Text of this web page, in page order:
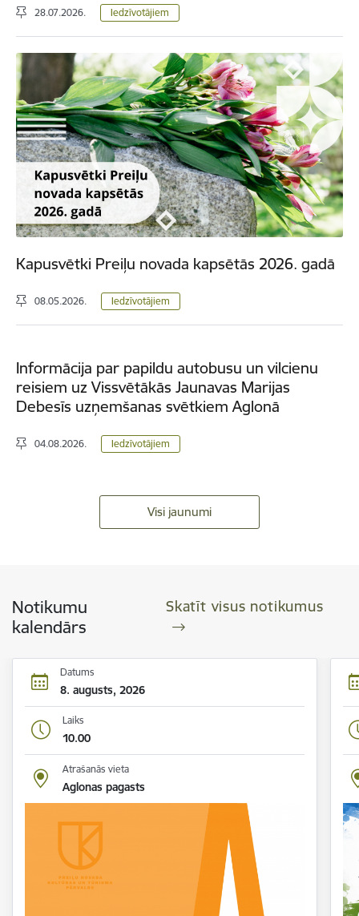
28.07.2026. Iedzīvotājiem
Kapusvētki Preiļu novada kapsētās 2026. gadā
08.05.2026. Iedzīvotājiem
Informācija par papildu autobusu un vilcienu
reisiem uz Vissvētākās Jaunavas Marijas
Debesīs uzņemšanas svētkiem Aglonā
04.08.2026. Iedzīvotājiem
Visi jaunumi
Notikumu
kalendārs
Skatīt visus notikumus
Datums
8. augusts, 2026
Laiks
10.00
Atrašanās vieta
Aglonas pagasts